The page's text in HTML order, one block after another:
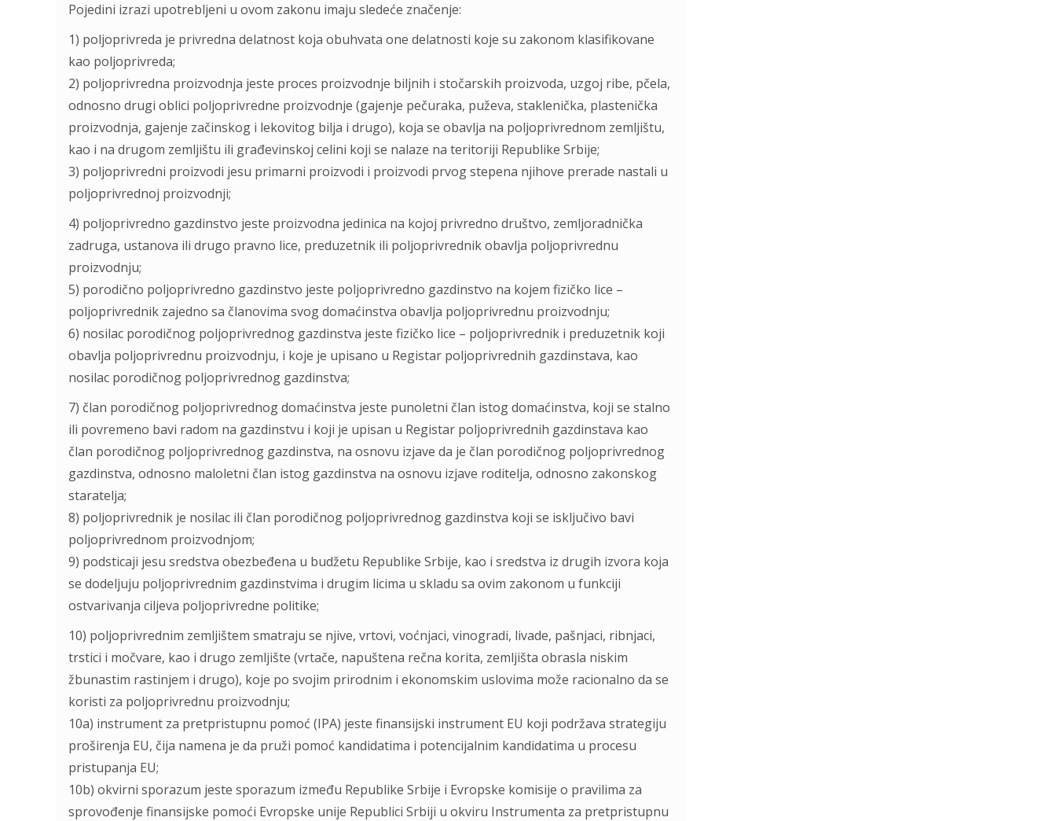
Pojedini izrazi upotrebljeni u ovom zakonu imaju sledeće značenje:
1) poljoprivreda je privredna delatnost koja obuhvata one delatnosti koje su zakonom klasifikovane
kao poljoprivreda;
2) poljoprivredna proizvodnja jeste proces proizvodnje biljnih i stočarskih proizvoda, uzgoj ribe, pčela,
odnosno drugi oblici poljoprivredne proizvodnje (gajenje pečuraka, puževa, staklenička, plastenička
proizvodnja, gajenje začinskog i lekovitog bilja i drugo), koja se obavlja na poljoprivrednom zemljištu,
kao i na drugom zemljištu ili građevinskoj celini koji se nalaze na teritoriji Republike Srbije;
3) poljoprivredni proizvodi jesu primarni proizvodi i proizvodi prvog stepena njihove prerade nastali u
poljoprivrednoj proizvodnji;
4) poljoprivredno gazdinstvo jeste proizvodna jedinica na kojoj privredno društvo, zemljoradnička
zadruga, ustanova ili drugo pravno lice, preduzetnik ili poljoprivrednik obavlja poljoprivrednu
proizvodnju;
5) porodično poljoprivredno gazdinstvo jeste poljoprivredno gazdinstvo na kojem fizičko lice –
poljoprivrednik zajedno sa članovima svog domaćinstva obavlja poljoprivrednu proizvodnju;
6) nosilac porodičnog poljoprivrednog gazdinstva jeste fizičko lice – poljoprivrednik i preduzetnik koji
obavlja poljoprivrednu proizvodnju, i koje je upisano u Registar poljoprivrednih gazdinstava, kao
nosilac porodičnog poljoprivrednog gazdinstva;
7) član porodičnog poljoprivrednog domaćinstva jeste punoletni član istog domaćinstva, koji se stalno
ili povremeno bavi radom na gazdinstvu i koji je upisan u Registar poljoprivrednih gazdinstava kao
član porodičnog poljoprivrednog gazdinstva, na osnovu izjave da je član porodičnog poljoprivrednog
gazdinstva, odnosno maloletni član istog gazdinstva na osnovu izjave roditelja, odnosno zakonskog
staratelja;
8) poljoprivrednik je nosilac ili član porodičnog poljoprivrednog gazdinstva koji se isključivo bavi
poljoprivrednom proizvodnjom;
9) podsticaji jesu sredstva obezbeđena u budžetu Republike Srbije, kao i sredstva iz drugih izvora koja
se dodeljuju poljoprivrednim gazdinstvima i drugim licima u skladu sa ovim zakonom u funkciji
ostvarivanja ciljeva poljoprivredne politike;
10) poljoprivrednim zemljištem smatraju se njive, vrtovi, voćnjaci, vinogradi, livade, pašnjaci, ribnjaci,
trstici i močvare, kao i drugo zemljište (vrtače, napuštena rečna korita, zemljišta obrasla niskim
žbunastim rastinjem i drugo), koje po svojim prirodnim i ekonomskim uslovima može racionalno da se
koristi za poljoprivrednu proizvodnju;
10a) instrument za pretpristupnu pomoć (IPA) jeste finansijski instrument EU koji podržava strategiju
proširenja EU, čija namena je da pruži pomoć kandidatima i potencijalnim kandidatima u procesu
pristupanja EU;
10b) okvirni sporazum jeste sporazum između Republike Srbije i Evropske komisije o pravilima za
sprovođenje finansijske pomoći Evropske unije Republici Srbiji u okviru Instrumenta za pretpristupnu